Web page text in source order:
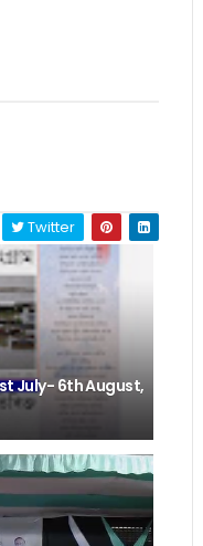
Twitter
July- 6th August,